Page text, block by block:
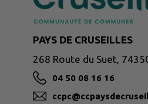
PAYS DE CRUSEILLES
268 Route du Suet,
04 50 08 16 16